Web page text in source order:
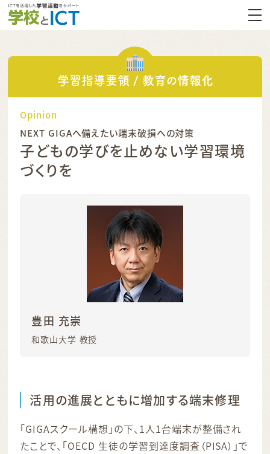
学習指導要領 / 教育の情報化
Opinion
NEXT GIGAへ備えたい端末破損への対策
子どもの学びを止めない学習環境
づくりを
豊田 充崇
和歌山大学 教授
活用の進展とともに増加する端末修理
「GIGAスクール構想」の下、1人1台端末が整備され
たことで、「OECD 生徒の学習到達度調査（PISA）」で